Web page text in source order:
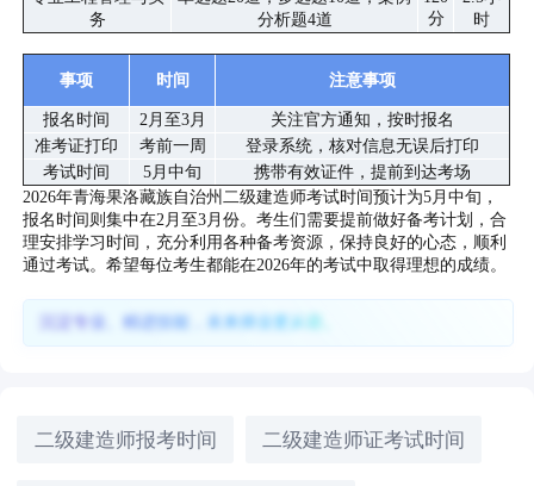
务
分析题4道
分
时
事项 时间 注意事项
报名时间 2月至3月
关注官方通知，按时报名
准考证打印
考前一周
登录系统，核对信息无误后打印
考试时间
5月中旬
携带有效证件，提前到达考场
2026年青海果洛藏族自治州二级建造师考试时间预计为5月中旬，
报名时间则集中在2月至3月份。考生们需要提前做好备考计划，合
理安排学习时间，充分利用各种备考资源，保持良好的心态，顺利
通过考试。希望每位考生都能在2026年的考试中取得理想的成绩。
沉淀专业、精进技能，未来择业更从容。
二级建造师报考时间 二级建造师证考试时间